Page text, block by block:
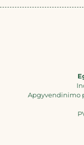
Apgyvendinimo